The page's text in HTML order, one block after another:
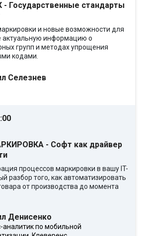
Государственные стандарты
и новые возможности для
актуальную информацию о
групп и методах упрощения
кодами.
Селезнев
- Софт как драйвер
процессов маркировки в вашу IT-
разбор того, как автоматизировать
от производства до момента
Денисенко
аналитик по мобильной